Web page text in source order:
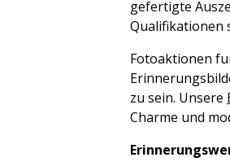
gefertigte
Qualifikationen
Fotoaktionen
zu sein. Unsere
Charme und